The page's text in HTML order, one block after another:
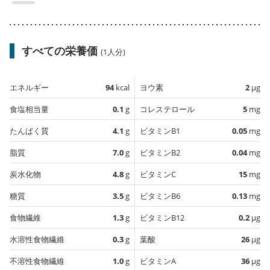
すべての栄養価 (1人分)
エネルギー 94kcal
食塩相当量
0.1 g
たんぱく質
4.1 g
脂質
7.0g
炭水化物
4.8g
糖質
3.5g
食物繊維
1.3g
水溶性食物繊維
0.3g
不溶性食物繊維
1.0g
ヨウ素 2 µg
コレステロール
5 mg
ビタミンB1
0.05 mg
ビタミンB2
0.04mg
ビタミンC
15 mg
ビタミンB6
0.13 mg
ビタミンB12
0.2 µg
葉酸
26 µg
ビタミンA
36 µg